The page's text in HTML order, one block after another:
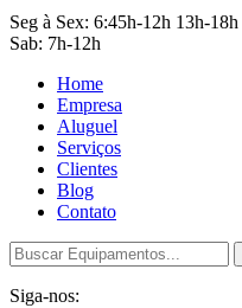
Seg à Sex: 6:45h-12h 13h-18h
Sab: 7h-12h
Home
Empresa
Aluguel
Serviços
Clientes
Blog
Contato
Siga-nos: